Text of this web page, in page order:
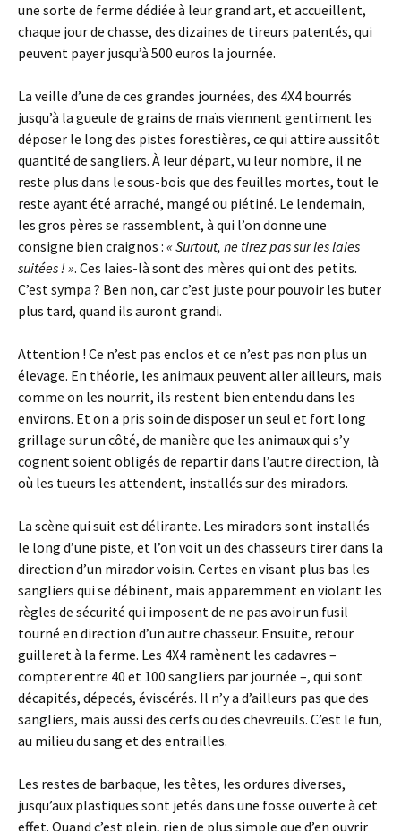
une sorte de ferme dédiée à leur grand art, et accueillent,
chaque jour de chasse, des dizaines de tireurs patentés, qui
peuvent payer jusqu’à 500 euros la journée.
La veille d’une de ces grandes journées, des 4X4 bourrés
jusqu’à la gueule de grains de maïs viennent gentiment les
déposer le long des pistes forestières, ce qui attire aussitôt
quantité de sangliers. À leur départ, vu leur nombre, il ne
reste plus dans le sous-bois que des feuilles mortes, tout le
reste ayant été arraché, mangé ou piétiné. Le lendemain,
les gros pères se rassemblent, à qui l’on donne une
consigne bien craignos : « Surtout, ne tirez pas sur les laies
suitées ! ». Ces laies-là sont des mères qui ont des petits.
C’est sympa ? Ben non, car c’est juste pour pouvoir les buter
plus tard, quand ils auront grandi.
Attention ! Ce n’est pas enclos et ce n’est pas non plus un
élevage. En théorie, les animaux peuvent aller ailleurs, mais
comme on les nourrit, ils restent bien entendu dans les
environs. Et on a pris soin de disposer un seul et fort long
grillage sur un côté, de manière que les animaux qui s’y
cognent soient obligés de repartir dans l’autre direction, là
où les tueurs les attendent, installés sur des miradors.
La scène qui suit est délirante. Les miradors sont installés
le long d’une piste, et l’on voit un des chasseurs tirer dans la
direction d’un mirador voisin. Certes en visant plus bas les
sangliers qui se débinent, mais apparemment en violant les
règles de sécurité qui imposent de ne pas avoir un fusil
tourné en direction d’un autre chasseur. Ensuite, retour
guilleret à la ferme. Les 4X4 ramènent les cadavres –
compter entre 40 et 100 sangliers par journée –, qui sont
décapités, dépecés, éviscérés. Il n’y a d’ailleurs pas que des
sangliers, mais aussi des cerfs ou des chevreuils. C’est le fun,
au milieu du sang et des entrailles.
Les restes de barbaque, les têtes, les ordures diverses,
jusqu’aux plastiques sont jetés dans une fosse ouverte à cet
effet. Quand c’est plein, rien de plus simple que d’en ouvrir